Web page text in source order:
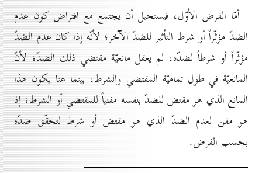
أمّا الفرض الأوّل، فيستحيل أن يجتمع مع افتراض كون عدم
الضدّ مؤثّراً أو شرط التأثير للضدّ الآخر؛ لأنّه إذا كان عدم الضدّ
مؤثّراً أو شرطاً لضدّه، لم يعقل مانعيّة مقتضي ذلك الضدّ؛ لأنّ
المانعيّة في طول تماميّة المقتضي والشرط، بينما هنا يكون هذا
المانع الذي هو مقتض للضدّ بنفسه مفنياً للمقتضي أو الشرط؛ إذ
هو مفن لعدم الضدّ الذي هو مقتض أو شرط لتحقّق ضدّه
بحسب الفرض.